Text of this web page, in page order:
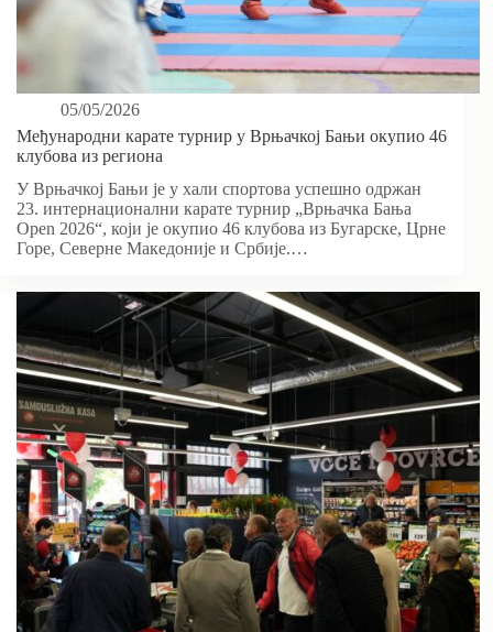
05/05/2026
Међународни карате турнир у Врњачкој Бањи окупио 46
клубова из региона
У Врњачкој Бањи је у хали спортова успешно одржан
23. интернационални карате турнир „Врњачка Бања
Open 2026“, који је окупио 46 клубова из Бугарске, Црне
Горе, Северне Македоније и Србије.…